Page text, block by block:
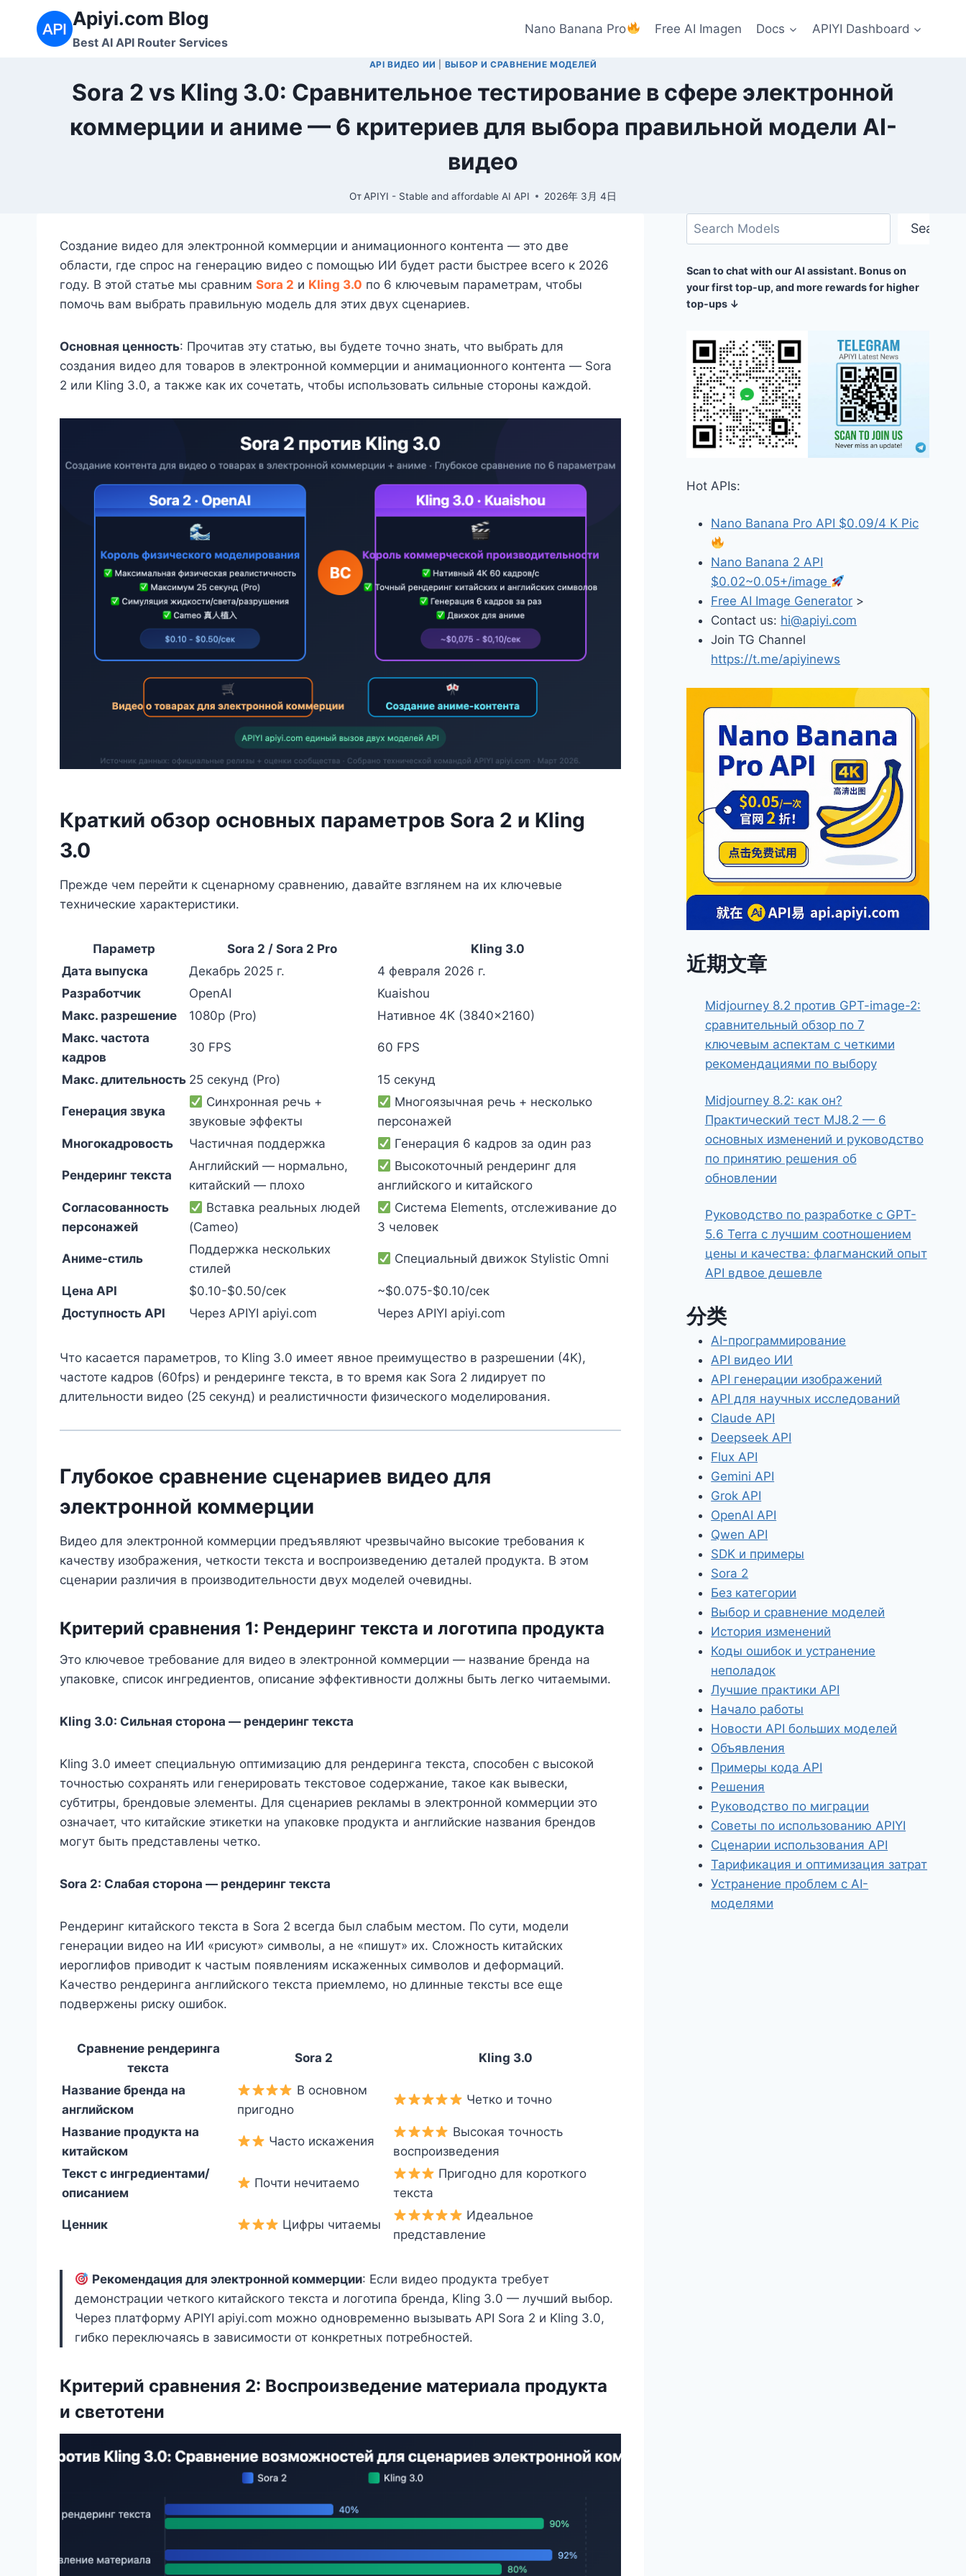
Перейти
содержимому
Apiyi.com Blog
Best AI API Router Services
Nano Banana Pro Free AI Imagen Docs APIYI Dashboard
API ВИДЕО ИИ ВЫБОР И СРАВНЕНИЕ МОДЕЛЕЙ
Sora 2 vs Kling 3.0: Сравнительное тестирование в сфере электронной
коммерции и аниме — 6 критериев для выбора правильной модели AI-
видео
От APIYI - Stable and affordable AI API 2026年 3月 4日
Создание видео для электронной коммерции и анимационного контента — это две
области, где спрос на генерацию видео с помощью ИИ будет расти быстрее всего к 2026
году. В этой статье мы сравним Sora 2 и Kling 3.0 по 6 ключевым параметрам, чтобы
помочь вам выбрать правильную модель для этих двух сценариев.
Основная ценность: Прочитав эту статью, вы будете точно знать, что выбрать для
создания видео для товаров в электронной коммерции и анимационного контента — Sora
2 или Kling 3.0, а также как их сочетать, чтобы использовать сильные стороны каждой.
Краткий обзор основных параметров Sora 2 и Kling
3.0
Прежде чем перейти к сценарному сравнению, давайте взглянем на их ключевые
технические характеристики.
Параметр Sora 2 / Sora 2 Pro
Kling 3.0
Дата выпуска
Декабрь 2025 г.
4 февраля 2026 г.
Разработчик
OpenAI
Kuaishou
Макс. разрешение
1080p (Pro)
Нативное 4K (3840×2160)
Макс. частота
кадров
30 FPS 60 FPS
Макс. длительность 25 секунд (Pro) 15 секунд
Генерация звука
Синхронная речь +
звуковые эффекты
Многоязычная речь + несколько
персонажей
Многокадровость
Частичная поддержка Генерация 6 кадров за один раз
Рендеринг текста
Английский — нормально,
китайский — плохо
Высокоточный рендеринг для
английского и китайского
Согласованность
персонажей
Вставка реальных людей
(Cameo)
Система Elements, отслеживание до
3 человек
Аниме-стиль
Поддержка нескольких
стилей
Специальный движок Stylistic Omni
Цена API $0.10-$0.50/сек
~$0.075-$0.10/сек
Доступность API
Через APIYI apiyi.com Через APIYI apiyi.com
Что касается параметров, то Kling 3.0 имеет явное преимущество в разрешении (4K),
частоте кадров (60fps) и рендеринге текста, в то время как Sora 2 лидирует по
длительности видео (25 секунд) и реалистичности физического моделирования.
Глубокое сравнение сценариев видео для
электронной коммерции
Видео для электронной коммерции предъявляют чрезвычайно высокие требования к
качеству изображения, четкости текста и воспроизведению деталей продукта. В этом
сценарии различия в производительности двух моделей очевидны.
Критерий сравнения 1: Рендеринг текста и логотипа продукта
Это ключевое требование для видео в электронной коммерции — название бренда на
упаковке, список ингредиентов, описание эффективности должны быть легко читаемыми.
Kling 3.0: Сильная сторона — рендеринг текста
Kling 3.0 имеет специальную оптимизацию для рендеринга текста, способен с высокой
точностью сохранять или генерировать текстовое содержание, такое как вывески,
субтитры, брендовые элементы. Для сценариев рекламы в электронной коммерции это
означает, что китайские этикетки на упаковке продукта и английские названия брендов
могут быть представлены четко.
Sora 2: Слабая сторона — рендеринг текста
Рендеринг китайского текста в Sora 2 всегда был слабым местом. По сути, модели
генерации видео на ИИ «рисуют» символы, а не «пишут» их. Сложность китайских
иероглифов приводит к частым появлениям искаженных символов и деформаций.
Качество рендеринга английского текста приемлемо, но длинные тексты все еще
подвержены риску ошибок.
Сравнение рендеринга
текста
Sora 2 Kling 3.0
Название бренда на
английском
В основном
пригодно
Четко и точно
Название продукта на
китайском
Часто искажения
Высокая точность
воспроизведения
Текст с ингредиентами/
описанием
Почти нечитаемо
Пригодно для короткого
текста
Ценник Цифры читаемы
Идеальное
представление
Рекомендация для электронной коммерции: Если видео продукта требует
демонстрации четкого китайского текста и логотипа бренда, Kling 3.0 — лучший выбор.
Через платформу APIYI apiyi.com можно одновременно вызывать API Sora 2 и Kling 3.0,
гибко переключаясь в зависимости от конкретных потребностей.
Критерий сравнения 2: Воспроизведение материала продукта
и светотени
Поиск Search
Scan to chat with our AI assistant. Bonus on
your first top-up, and more rewards for higher
top-ups ↓
Hot APIs:
Nano Banana Pro API $0.09/4 K Pic
Nano Banana 2 API
$0.02~0.05+/image
Free AI Image Generator >
Contact us: hi@apiyi.com
Join TG Channel
https://t.me/apiyinews
近期文章
Midjourney 8.2 против GPT-image-2:
сравнительный обзор по 7
ключевым аспектам с четкими
рекомендациями по выбору
Midjourney 8.2: как он?
Практический тест MJ8.2 — 6
основных изменений и руководство
по принятию решения об
обновлении
Руководство по разработке с GPT-
5.6 Terra с лучшим соотношением
цены и качества: флагманский опыт
API вдвое дешевле
分类
AI-программирование
API видео ИИ
API генерации изображений
API для научных исследований
Claude API
Deepseek API
Flux API
Gemini API
Grok API
OpenAI API
Qwen API
SDK и примеры
Sora 2
Без категории
Выбор и сравнение моделей
История изменений
Коды ошибок и устранение
неполадок
Лучшие практики API
Начало работы
Новости API больших моделей
Объявления
Примеры кода API
Решения
Руководство по миграции
Советы по использованию APIYI
Сценарии использования API
Тарификация и оптимизация затрат
Устранение проблем с AI-
моделями